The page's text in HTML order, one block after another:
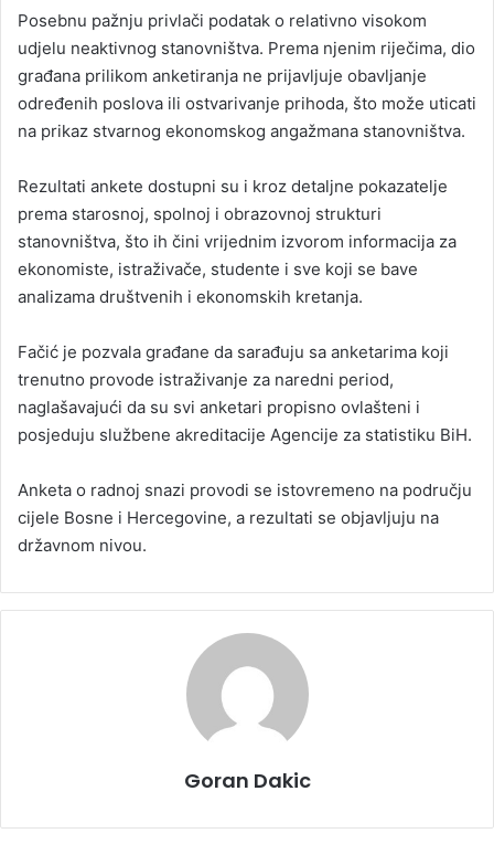
Posebnu pažnju privlači podatak o relativno visokom
udjelu neaktivnog stanovništva. Prema njenim riječima, dio
građana prilikom anketiranja ne prijavljuje obavljanje
određenih poslova ili ostvarivanje prihoda, što može uticati
na prikaz stvarnog ekonomskog angažmana stanovništva.
Rezultati ankete dostupni su i kroz detaljne pokazatelje
prema starosnoj, spolnoj i obrazovnoj strukturi
stanovništva, što ih čini vrijednim izvorom informacija za
ekonomiste, istraživače, studente i sve koji se bave
analizama društvenih i ekonomskih kretanja.
Fačić je pozvala građane da sarađuju sa anketarima koji
trenutno provode istraživanje za naredni period,
naglašavajući da su svi anketari propisno ovlašteni i
posjeduju službene akreditacije Agencije za statistiku BiH.
Anketa o radnoj snazi provodi se istovremeno na području
cijele Bosne i Hercegovine, a rezultati se objavljuju na
državnom nivou.
Goran Dakic